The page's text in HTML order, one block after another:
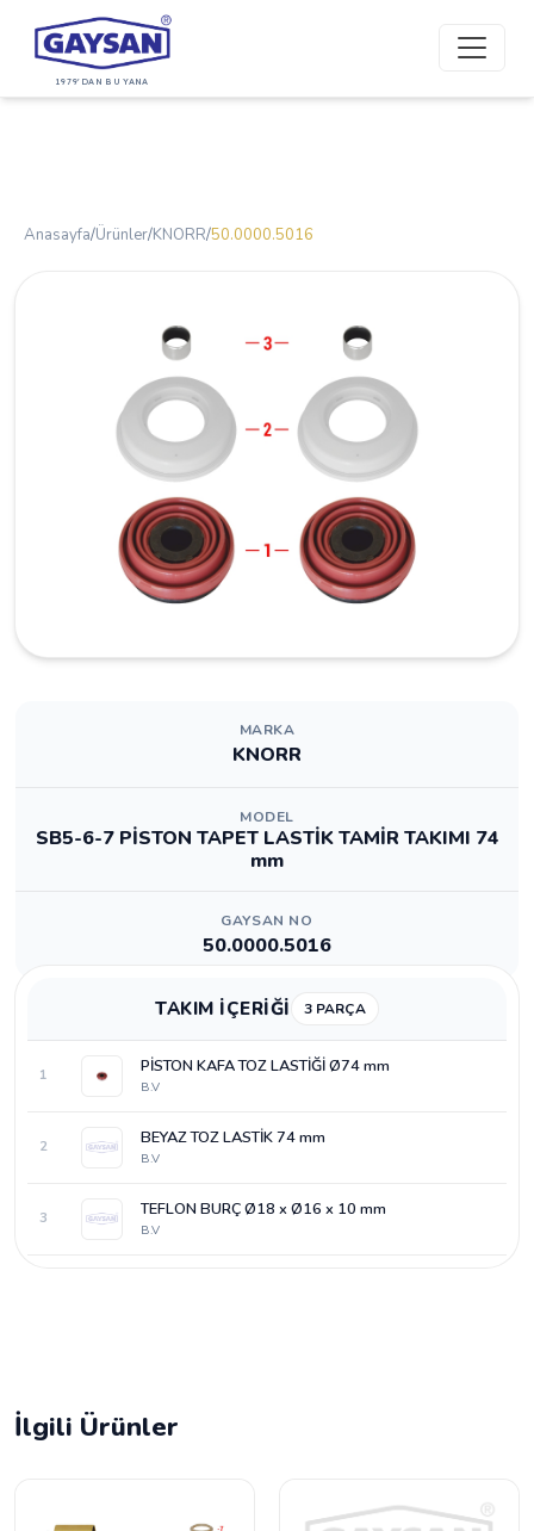
1979'DAN BU YANA
Anasayfa/Ürünler/KNORR/50.0000.5016
MARKA
KNORR
MODEL
SB5-6-7 PİSTON TAPET LASTİK TAMİR TAKIMI 74
mm
GAYSAN NO
50.0000.5016
TAKIM İÇERİĞİ 3 PARÇA
1 PİSTON KAFA TOZ LASTİĞİ Ø74 mm
B.V
2 BEYAZ TOZ LASTİK 74 mm
B.V
3 TEFLON BURÇ Ø18 x Ø16 x 10 mm
B.V
İlgili Ürünler